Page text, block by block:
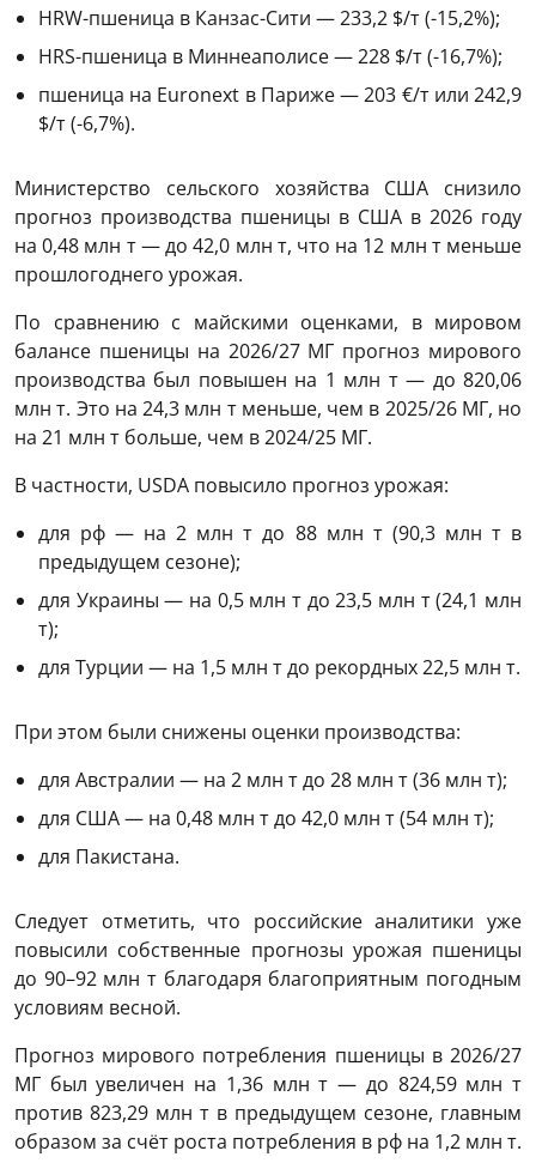
HRW-пшеница в Канзас-Сити — 233,2 $/т (-15,2%);
HRS-пшеница в Миннеаполисе — 228 $/т (-16,7%);
пшеница на Euronext в Париже — 203 €/т или 242,9
$/т (-6,7%).
Министерство сельского хозяйства США снизило
прогноз производства пшеницы в США в 2026 году
на 0,48 млн т — до 42,0 млн т, что на 12 млн т меньше
прошлогоднего урожая.
По сравнению с майскими оценками, в мировом
балансе пшеницы на 2026/27 МГ прогноз мирового
производства был повышен на 1 млн т — до 820,06
млн т. Это на 24,3 млн т меньше, чем в 2025/26 МГ, но
на 21 млн т больше, чем в 2024/25 МГ.
В частности, USDA повысило прогноз урожая:
для рф — на 2 млн т до 88 млн т (90,3 млн т в
предыдущем сезоне);
для Украины — на 0,5 млн т до 23,5 млн т (24,1 млн
т);
для Турции — на 1,5 млн т до рекордных 22,5 млн т.
При этом были снижены оценки производства:
для Австралии — на 2 млн т до 28 млн т (36 млн т);
для США — на 0,48 млн т до 42,0 млн т (54 млн т);
для Пакистана.
Следует отметить, что российские аналитики уже
повысили собственные прогнозы урожая пшеницы
до 90–92 млн т благодаря благоприятным погодным
условиям весной.
Прогноз мирового потребления пшеницы в 2026/27
МГ был увеличен на 1,36 млн т — до 824,59 млн т
против 823,29 млн т в предыдущем сезоне, главным
образом за счёт роста потребления в рф на 1,2 млн т.